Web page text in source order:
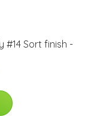
#14 Sort finish -